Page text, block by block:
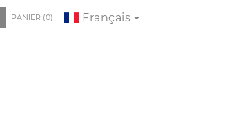
PANIER (0) Français